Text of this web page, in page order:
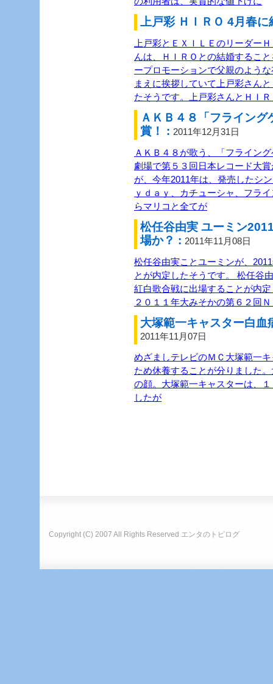
上戸彩 ＨＩＲＯ 4月春
上戸彩とＥＸＩＬＥのリーダー
んは、ＨＩＲＯとの結婚するこ
ープロモーションで父親のよう
まえに挨拶していて上戸彩さん
たそうです。上戸彩さんとＨＩ
ＡＫＢ４８「フライン
賞！ : 2011年12月31日
ＡＫＢ４８が歌う、「フライン
劇場で第５３回日本レコード大
が、今年2011年は、発売したシ
ｙｄａｙ、カチューシャ、フラ
らマリコと全てが
松任谷由実 ユーミン
場か？ : 2011年11月08日
松任谷由実ことユーミンが、
とが内定したそうです。 松任谷
紅白歌合戦に出場することが内
２０１１年大みそかの第６２回
大塚範一キャスター白血
2011年11月07日
めざましテレビのＭＣ大塚範一
ため休養することが分りました
の顔。大塚範一キャスターは、
したが
Copyright (C) 2007 All Rights Reserved エンタのトピログ